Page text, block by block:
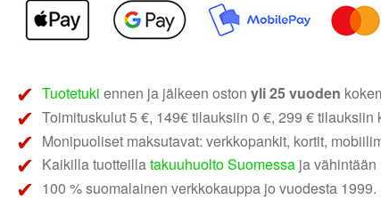
381300-
10
282
|
Toyota
ja
Subaru
Tuotetuki ennen ja jälkeen oston yli 25 vuoden
Toimituskulut 5 €, 149€ tilauksiin 0 €, 299 € tilauksiin
Monipuoliset maksutavat: verkkopankit, kortit,
Kaikilla tuotteillatakuuhuolto Suomessaja vähintään
100 % suomalainen verkkokauppa jo vuodesta 1999.